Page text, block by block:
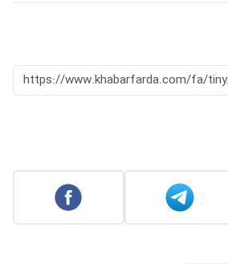
https://www.khabarfarda.com/fa/